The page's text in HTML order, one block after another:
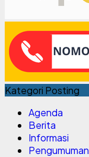
Kategori Posting
Agenda
Berita
Informasi
Pengumuman